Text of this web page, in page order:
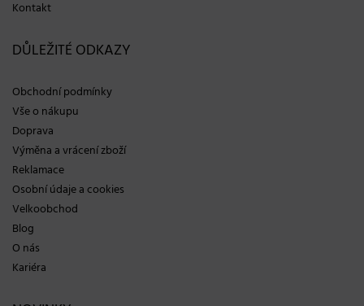
Kontakt
DŮLEŽITÉ ODKAZY
Obchodní podmínky
Vše o nákupu
Doprava
Výměna a vrácení zboží
Reklamace
Osobní údaje a cookies
Velkoobchod
Blog
O nás
Kariéra